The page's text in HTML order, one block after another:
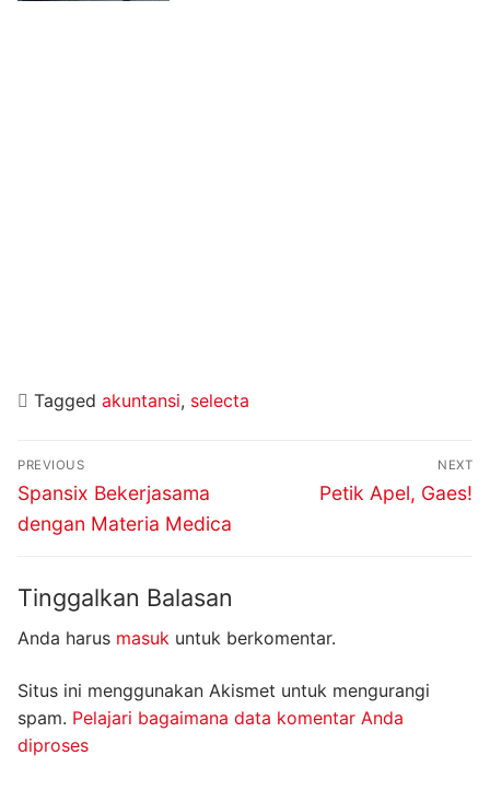
Tagged akuntansi, selecta
Navigasi
pos
PREVIOUS
Previous
post:
Spansix Bekerjasama
dengan Materia Medica
NEXT
Next
Petik Apel, Gaes!
Tinggalkan Balasan
Anda harus masuk untuk berkomentar.
Situs ini menggunakan Akismet untuk mengurangi
spam. Pelajari bagaimana data komentar Anda
diproses